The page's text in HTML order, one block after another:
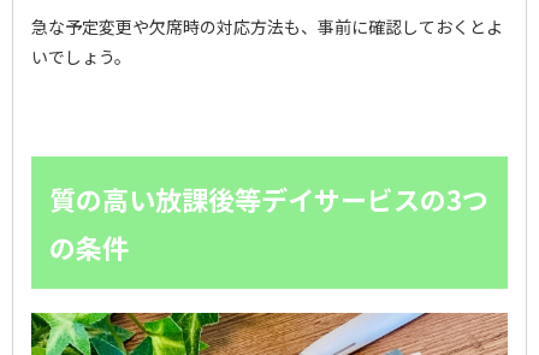
急な予定変更や欠席時の対応方法も、事前に確認しておくとよ
いでしょう。
質の高い放課後等デイサービスの3つ
の条件